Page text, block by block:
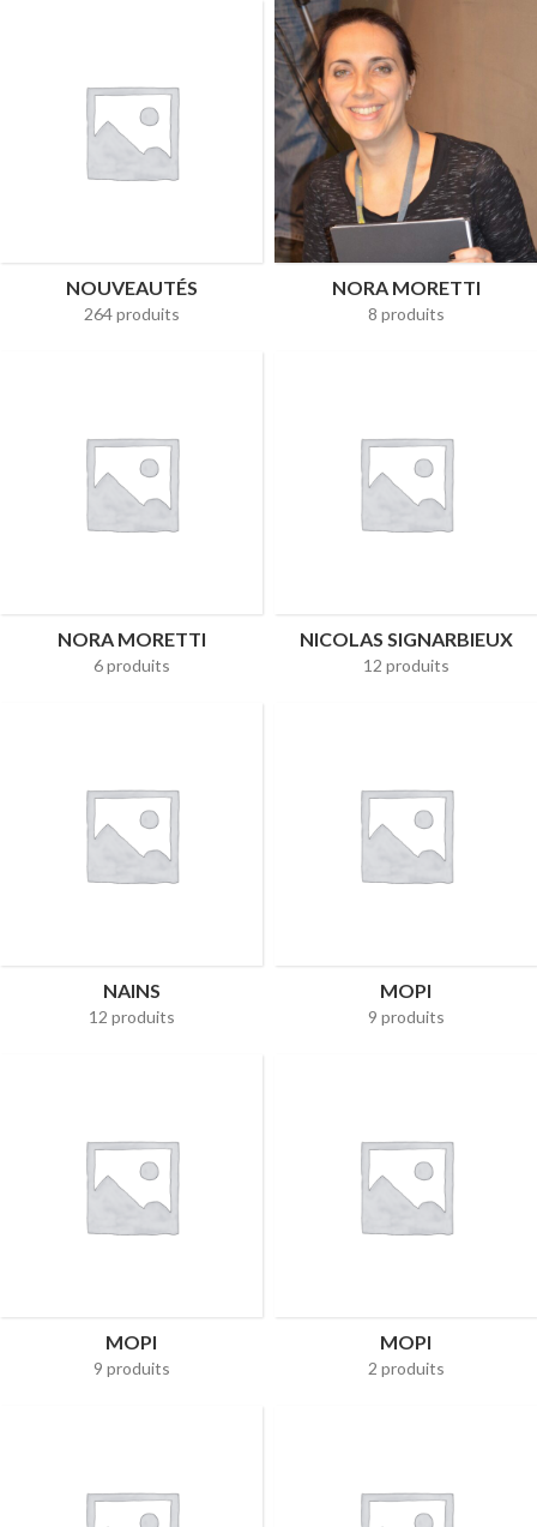
NOUVEAUTÉS
264 produits
NORA MORETTI
8 produits
NORA MORETTI
6 produits
NICOLAS SIGNARBIEUX
12 produits
NAINS
12 produits
MOPI
9 produits
MOPI
9 produits
MOPI
2 produits